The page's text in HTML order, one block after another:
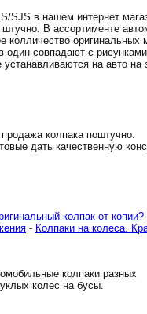
SJS в нашем интернет
В ассортименте
колличество оригинальных
один совпадают с рисунками
на авто на
колпака поштучно.
дать качественную
колпак от копии?
- Колпаки на колеса.
колпаки разных
колес на бусы.